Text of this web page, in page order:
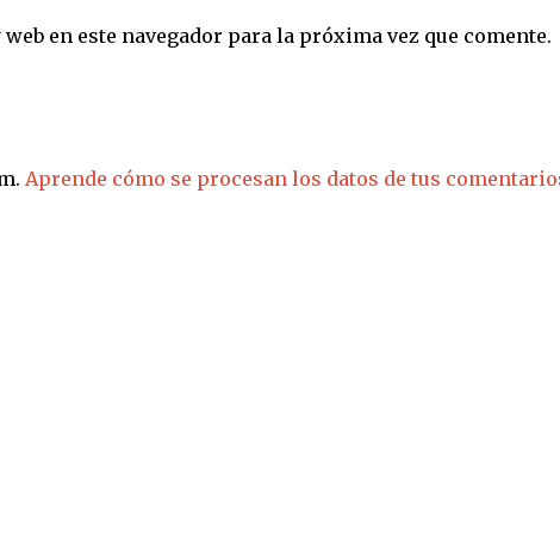
en este navegador para la próxima vez que comente.
Aprende cómo se procesan los datos de tus